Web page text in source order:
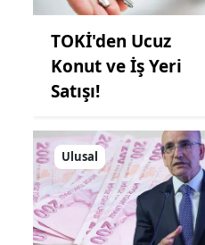
TOKİ'den Ucuz
Konut ve İş Yeri
Satışı!
Ulusal